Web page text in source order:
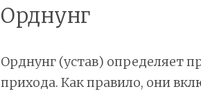
Орднунг
Орднунг (устав) определяет
прихода. Как правило, они